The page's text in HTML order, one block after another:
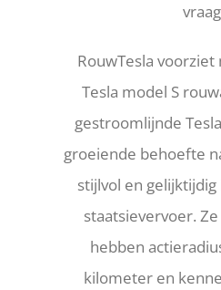
RouwTesla
Tesla model S
gestroomlijnde
groeiende behoefte
stijlvol en
staatsievervoer.
hebben
kilometer en